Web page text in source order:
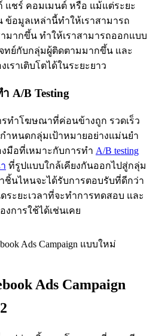
แชร์ คอมเมนต์ หรือ แม้แต่ระยะ
ข้อมูลเหล่านี้ทำให้เราสามารถ
มากขึ้น ทำให้เราสามารถออกแบบ
ทย์กับกลุ่มผู้ติดตามมากขึ้น และ
ราเติบโตได้ในระยะยาว
A/B Testing
ทำโฆษณาที่ค่อนข้างถูก รวดเร็ว
ำหนดกลุ่มเป้าหมายอย่างแม่นยำ
งมือที่เหมาะกับการทำ A/B testing
ที่รูปแบบใกล้เคียงกันออกไปสู่กลุ่ม
นไหนจะได้รับการตอบรับที่ดีกว่า
ระยะเวลาที่จะทำการทดสอบ และ
การใช้ได้เช่นเคย
Ads Campaign